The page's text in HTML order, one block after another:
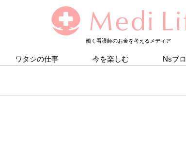
働く看護師のお金を考えるメディア
ワタシの仕事 今を楽しむ Nsブロ